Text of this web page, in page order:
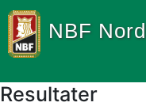
NBF
Resultater